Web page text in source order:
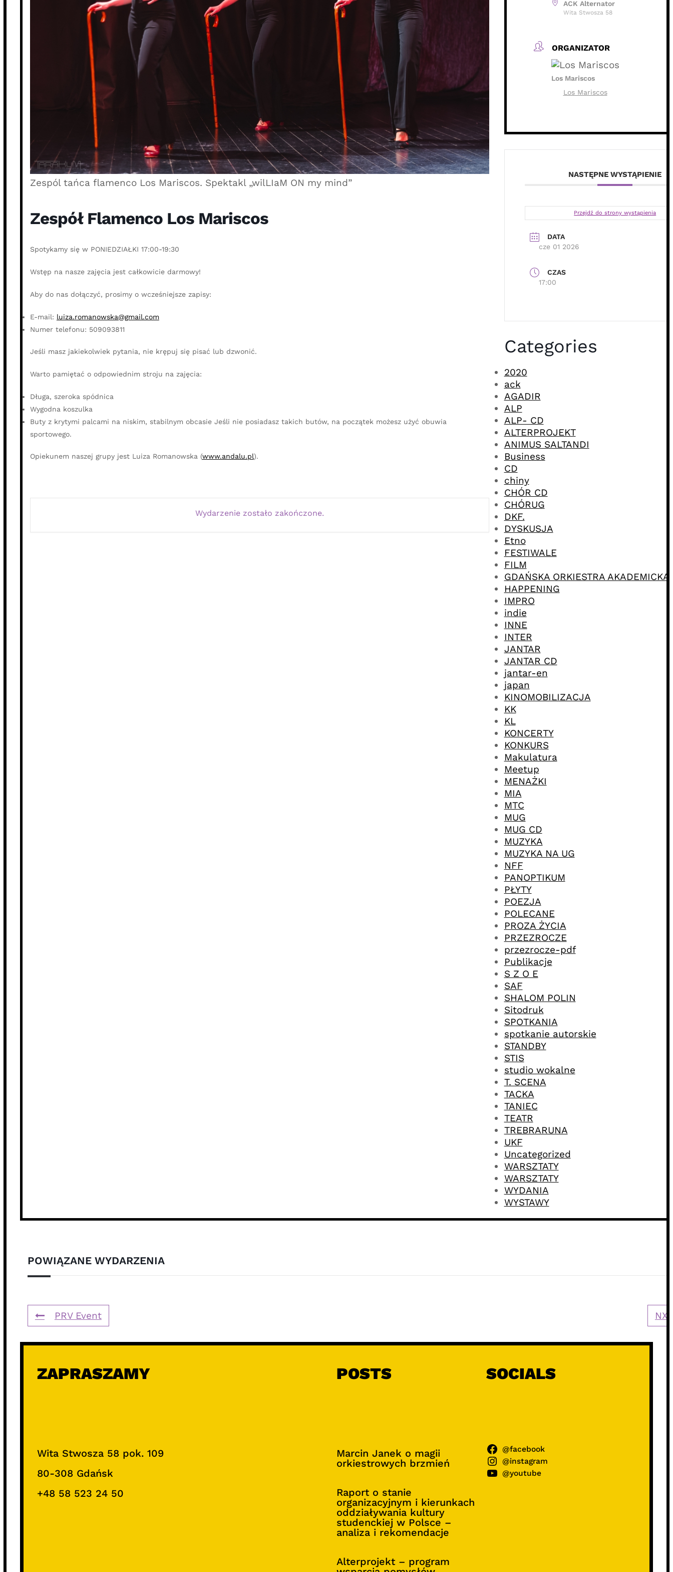
Zespól tańca flamenco Los Mariscos. Spektakl „wilLIaM ON my mind”
Zespół Flamenco Los Mariscos
Spotykamy się w PONIEDZIAŁKI 17:00-19:30
Wstęp na nasze zajęcia jest całkowicie darmowy!
Aby do nas dołączyć, prosimy o wcześniejsze zapisy:
E-mail: luiza.romanowska@gmail.com
Numer telefonu: 509093811
Jeśli masz jakiekolwiek pytania, nie krępuj się pisać lub dzwonić.
Warto pamiętać o odpowiednim stroju na zajęcia:
Długa, szeroka spódnica
Wygodna koszulka
Buty z krytymi palcami na niskim, stabilnym obcasie Jeśli nie posiadasz takich butów, na początek możesz użyć obuwia
sportowego.
Opiekunem naszej grupy jest Luiza Romanowska (www.andalu.pl).
Wydarzenie zostało zakończone.
ACK Alternator
Wita Stwosza 58
ORGANIZATOR
Los Mariscos
Los Mariscos
NASTĘPNE WYSTĄPIENIE
Przejdź do strony wystąpienia
DATA
cze 01 2026
CZAS
17:00
Categories
2020
ack
AGADIR
ALP
ALP- CD
ALTERPROJEKT
ANIMUS SALTANDI
Business
CD
chiny
CHÓR CD
CHÓRUG
DKF.
DYSKUSJA
Etno
FESTIWALE
FILM
GDAŃSKA ORKIESTRA AKADEMICKA
HAPPENING
IMPRO
indie
INNE
INTER
JANTAR
JANTAR CD
jantar-en
japan
KINOMOBILIZACJA
KK
KL
KONCERTY
KONKURS
Makulatura
Meetup
MENAŻKI
MIA
MTC
MUG
MUG CD
MUZYKA
MUZYKA NA UG
NFF
PANOPTIKUM
PŁYTY
POEZJA
POLECANE
PROZA ŻYCIA
PRZEZROCZE
przezrocze-pdf
Publikacje
S Z O E
SAF
SHALOM POLIN
Sitodruk
SPOTKANIA
spotkanie autorskie
STANDBY
STIS
studio wokalne
T. SCENA
TACKA
TANIEC
TEATR
TREBRARUNA
UKF
Uncategorized
WARSZTATY
WARSZTATY
WYDANIA
WYSTAWY
POWIĄZANE WYDARZENIA
PRV Event
ZAPRASZAMY
Wita Stwosza 58 pok. 109
80-308 Gdańsk
+48 58 523 24 50
POSTS
Marcin Janek o magii
orkiestrowych brzmień
Raport o stanie
organizacyjnym i kierunkach
oddziaływania kultury
studenckiej w Polsce –
analiza i rekomendacje
Alterprojekt – program
SOCIALS
@facebook
@instagram
@youtube